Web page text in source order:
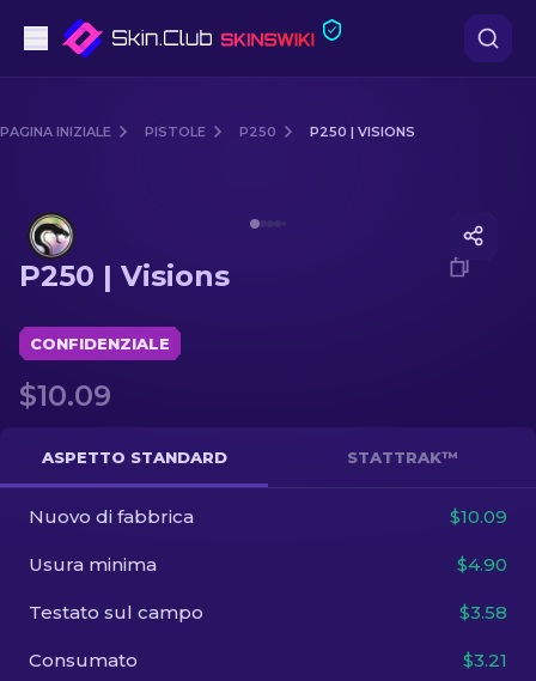
Fucile
Fucile di precisione
Coltelli
Guanto
Casse
Altro
PAGINA INIZIALE PISTOLE P250 P250 | VISIONS
P250 | Visions
CONFIDENZIALE
$10.09
ASPETTO STANDARD STATTRAK™
Nuovo di fabbrica $10.09
Usura minima $4.90
Testato sul campo $3.58
Consumato $3.21